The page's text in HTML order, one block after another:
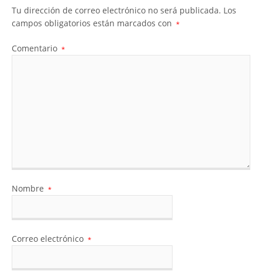
Tu dirección de correo electrónico no será publicada. Los
campos obligatorios están marcados con *
Comentario *
Nombre *
Correo electrónico *